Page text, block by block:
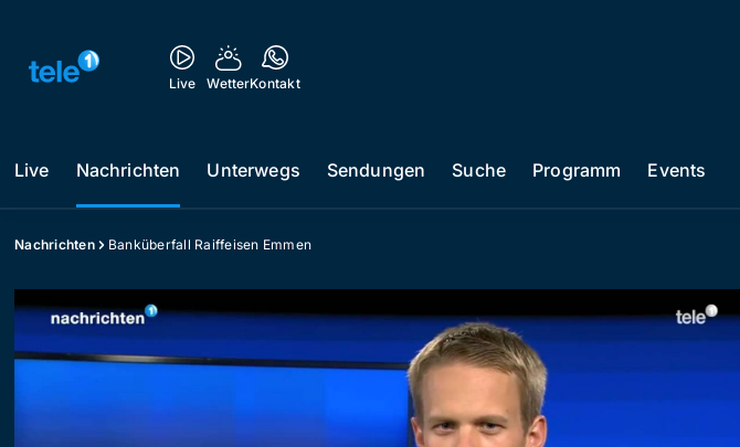
Live WetterKontakt
Live Nachrichten Unterwegs Sendungen Suche Programm Events
Nachrichten Banküberfall Raiffeisen Emmen